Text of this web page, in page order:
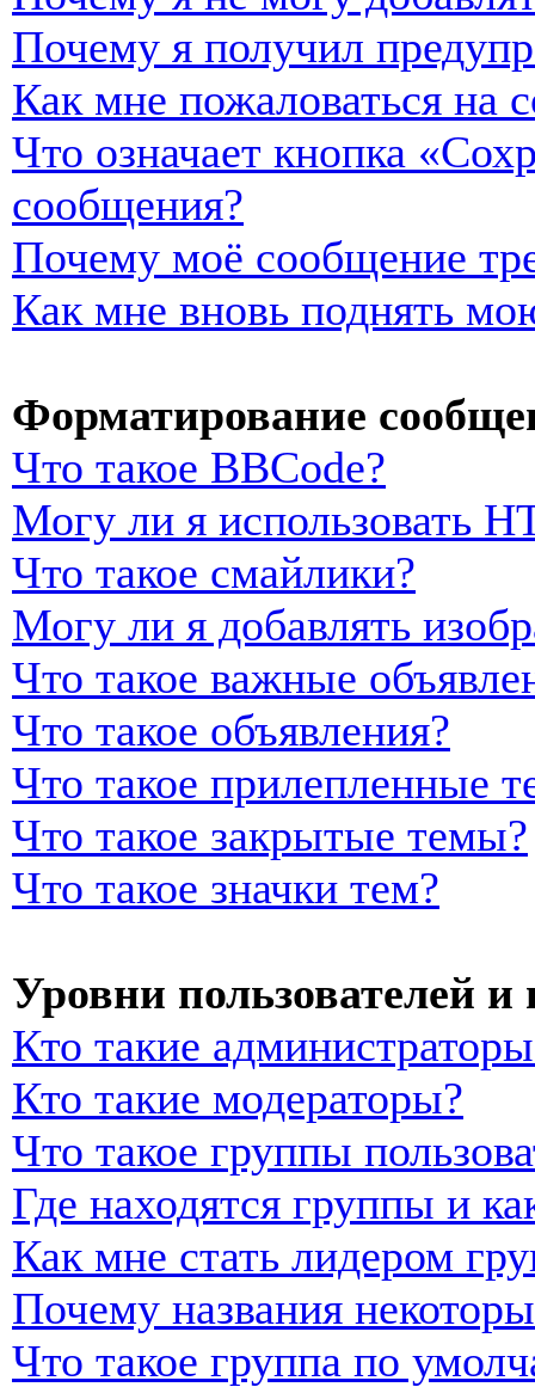
Почему я получил
Как мне пожаловаться на
Что означает кнопка
сообщения?
Почему моё сообщение
Как мне вновь поднять
Форматирование
Что такое BBCode?
Могу ли я использовать
Что такое смайлики?
Могу ли я добавлять
Что такое важные
Что такое объявления?
Что такое прилепленные
Что такое закрытые темы?
Что такое значки тем?
Уровни пользователей
Кто такие
Кто такие модераторы?
Что такое группы
Где находятся группы и
Как мне стать лидером
Почему названия
Что такое группа по